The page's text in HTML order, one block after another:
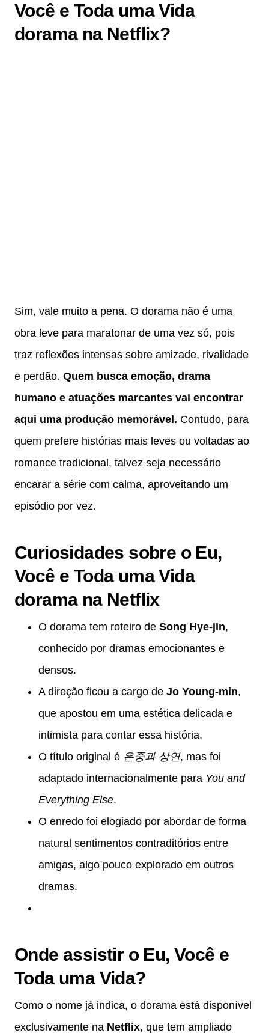
Você e Toda uma Vida
dorama na Netflix?
Sim, vale muito a pena. O dorama não é uma
obra leve para maratonar de uma vez só, pois
traz reflexões intensas sobre amizade, rivalidade
e perdão. Quem busca emoção, drama
humano e atuações marcantes vai encontrar
aqui uma produção memorável. Contudo, para
quem prefere histórias mais leves ou voltadas ao
romance tradicional, talvez seja necessário
encarar a série com calma, aproveitando um
episódio por vez.
Curiosidades sobre o Eu,
Você e Toda uma Vida
dorama na Netflix
O dorama tem roteiro de Song Hye-jin,
conhecido por dramas emocionantes e
densos.
A direção ficou a cargo de Jo Young-min,
que apostou em uma estética delicada e
intimista para contar essa história.
O título original é 은중과 상연, mas foi
adaptado internacionalmente para You and
Everything Else.
O enredo foi elogiado por abordar de forma
natural sentimentos contraditórios entre
amigas, algo pouco explorado em outros
dramas.
Onde assistir o Eu, Você e
Toda uma Vida?
Como o nome já indica, o dorama está disponível
exclusivamente na Netflix, que tem ampliado